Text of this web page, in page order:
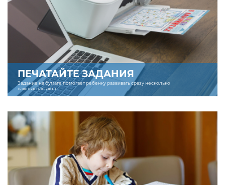
ПЕЧАТАЙТЕ ЗАДАНИЯ
Задание на бумаге помогает ребенку развивать сразу несколько
важных навыков.